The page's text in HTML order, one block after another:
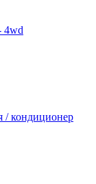
4wd
/ кондиционер